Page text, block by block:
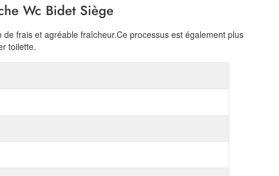
Wc Bidet Siège
frais et agréable fraîcheur.Ce processus est également plus
toilette.